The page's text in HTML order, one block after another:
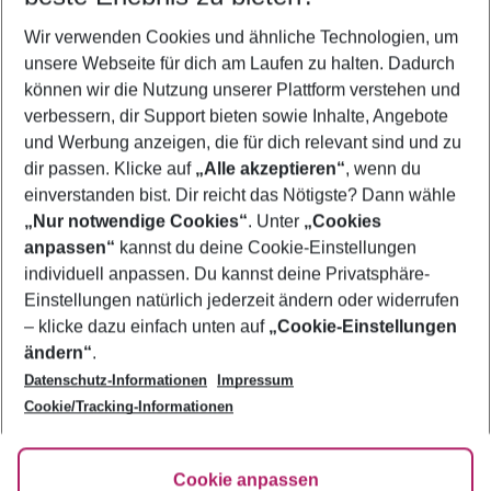
2 Erwachsene Keine Kinder
Mehr Filter anzeigen
Footer
Footer navigation
Über uns
AGB
Bestpreisgarantie
Cookie-Einstellungen ändern
Cookie-Richtlinie
Agenturbetreuung
Barrierefreies Reisen
FAQ
HanseMerkur Reiseversicherung
Folge uns
Wir verwenden Cookies und ähnliche Technologien, um
unsere Webseite für dich am Laufen zu halten. Dadurch
können wir die Nutzung unserer Plattform verstehen und
verbessern, dir Support bieten sowie Inhalte, Angebote
und Werbung anzeigen, die für dich relevant sind und zu
dir passen. Klicke auf „Alle akzeptieren“, wenn du
einverstanden bist. Dir reicht das Nötigste? Dann wähle
„Nur notwendige Cookies“. Unter „Cookies
anpassen“ kannst du deine Cookie-Einstellungen
individuell anpassen. Du kannst deine Privatsphäre-
Einstellungen natürlich jederzeit ändern oder widerrufen
– klicke dazu einfach unten auf „Cookie-Einstellungen
ändern“.
Datenschutz-Informationen
Impressum
Cookie/Tracking-Informationen
Cookie anpassen